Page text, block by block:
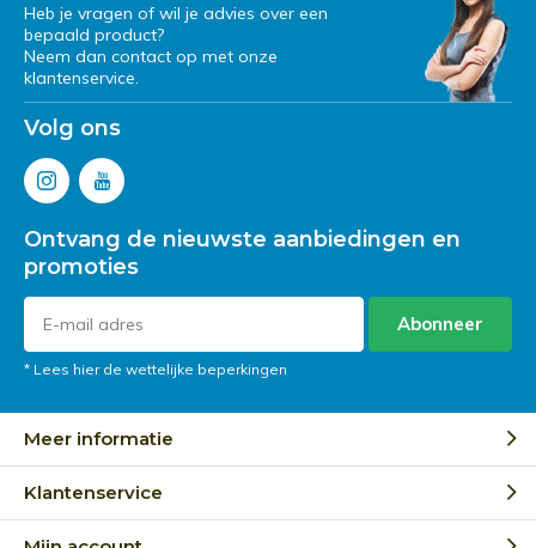
Heb je vragen of wil je advies over een
bepaald product?
Neem dan contact op met onze
klantenservice.
Volg ons
Ontvang de nieuwste aanbiedingen en
promoties
Abonneer
* Lees hier de wettelijke beperkingen
Meer informatie
Klantenservice